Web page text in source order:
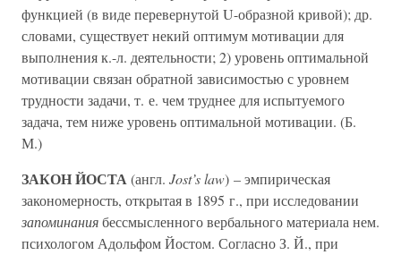
функцией (в виде перевернутой U-образной кривой); др.
словами, существует некий оптимум мотивации для
выполнения к.-л. деятельности; 2) уровень оптимальной
мотивации связан обратной зависимостью с уровнем
трудности задачи, т. е. чем труднее для испытуемого
задача, тем ниже уровень оптимальной мотивации. (Б.
М.)
ЗАКОН ЙОСТА(англ. Jost’s law) – эмпирическая
закономерность, открытая в 1895 г., при исследовании
запоминаниябессмысленного вербального материала нем.
психологом Адольфом Йостом. Согласно З. Й., при